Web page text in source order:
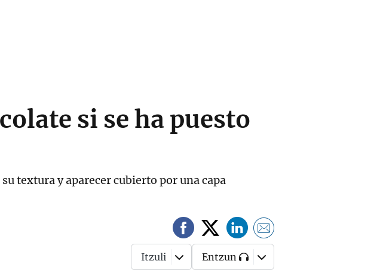
si se ha puesto
textura y aparecer cubierto por una capa
Itzuli Entzun